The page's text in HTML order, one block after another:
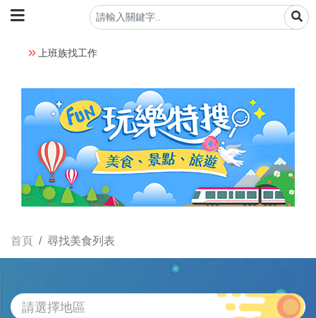
上班族找工作
首頁 尋找美食列表
請選擇地區